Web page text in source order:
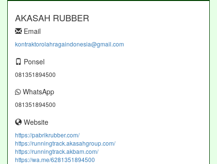
AKASAH RUBBER
Email
kontraktorolahragaindonesia@gmail.com
Ponsel
081351894500
WhatsApp
081351894500
Website
https://pabrikrubber.com/
https://runningtrack.akasahgroup.com/
https://runningtrack.akbam.com/
https://wa.me/6281351894500